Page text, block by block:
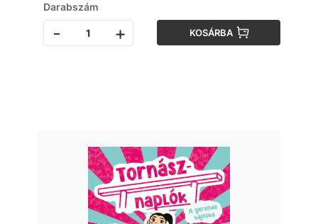
Darabszám
- + KOSÁRBA